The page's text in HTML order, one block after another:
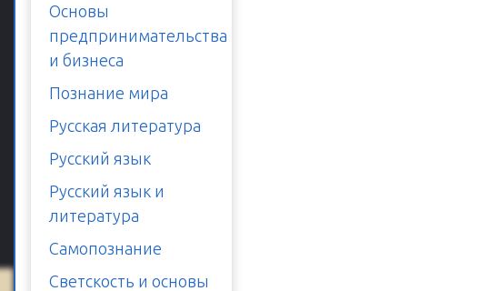
Основы
предпринимательства
и бизнеса
Познание мира
Русская литература
Русский язык
Русский язык и
литература
Самопознание
Светскость и основы